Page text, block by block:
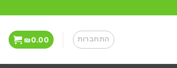
התחברות ₪0.00